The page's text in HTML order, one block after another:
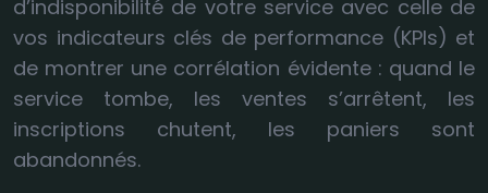
d’indisponibilité de votre service avec celle de
vos indicateurs clés de performance (KPIs) et
de montrer une corrélation évidente : quand le
service tombe, les ventes s’arrêtent, les
inscriptions chutent, les paniers sont
abandonnés.